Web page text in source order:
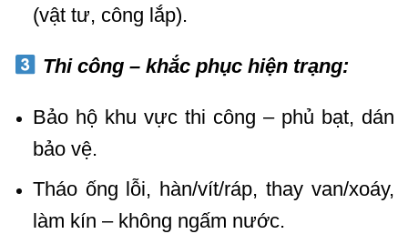
(vật tư, công lắp).
Thi công – khắc phục hiện trạng:
Bảo hộ khu vực thi công – phủ bạt, dán
bảo vệ.
Tháo ống lỗi, hàn/vít/ráp, thay van/xoáy,
làm kín – không ngấm nước.